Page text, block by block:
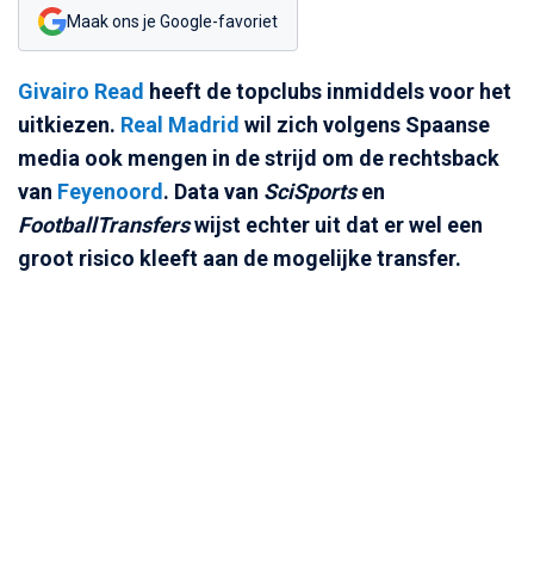
Maak ons je Google-favoriet
Givairo Read heeft de topclubs inmiddels voor het
uitkiezen. Real Madrid wil zich volgens Spaanse
media ook mengen in de strijd om de rechtsback
van Feyenoord . Data van SciSportsen
FootballTransferswijst echter uit dat er wel een
groot risico kleeft aan de mogelijke transfer.